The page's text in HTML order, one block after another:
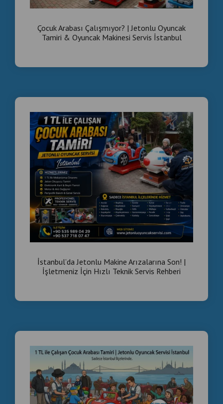
​​​​​​​Çocuk Arabası Çalışmıyor? | Jetonlu Oyuncak
Tamiri & Oyuncak Makinesi Servis İstanbul
İstanbul’da Jetonlu Makine Arızalarına Son! |
İşletmeniz İçin Hızlı Teknik Servis Rehberi